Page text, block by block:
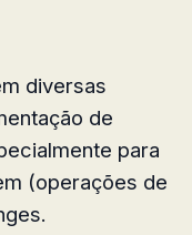
diversas
de
para
(operações de